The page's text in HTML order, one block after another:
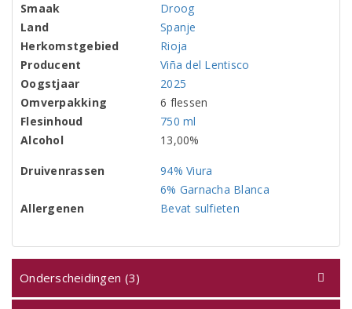
Smaak
Droog
Land
Spanje
Herkomstgebied
Rioja
Producent
Viña del Lentisco
Oogstjaar
2025
Omverpakking
6 flessen
Flesinhoud
750 ml
Alcohol
13,00%
Druivenrassen
94% Viura
6% Garnacha Blanca
Allergenen
Bevat sulfieten
Onderscheidingen (3)